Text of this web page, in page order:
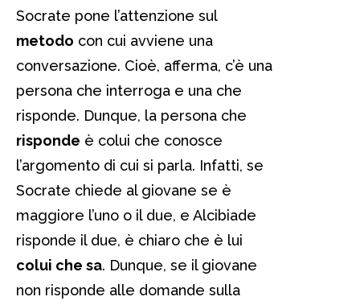
Socrate pone l’attenzione sul
metodo con cui avviene una
conversazione. Cioè, afferma, c’è una
persona che interroga e una che
risponde. Dunque, la persona che
risponde è colui che conosce
l’argomento di cui si parla. Infatti, se
Socrate chiede al giovane se è
maggiore l’uno o il due, e Alcibiade
risponde il due, è chiaro che è lui
colui che sa. Dunque, se il giovane
non risponde alle domande sulla